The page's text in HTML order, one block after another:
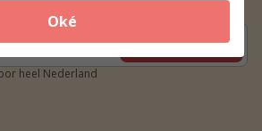
Oké
in de buurt
Zoek coaches
heel Nederland